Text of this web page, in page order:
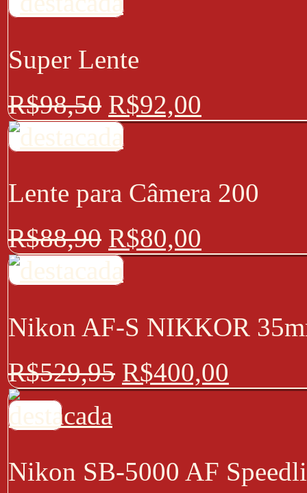
Super Lente
R$98,50 R$92,00
Lente para Câmera 200
R$88,90 R$80,00
Nikon AF-S NIKKOR
R$529,95 R$400,00
Nikon SB-5000 AF